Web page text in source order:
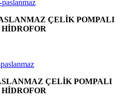
ÇELİK POMPALI
HİDROFOR
ÇELİK POMPALI
HİDROFOR